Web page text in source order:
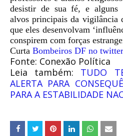
desistir de sua fé, e alguns
alvos principais da vigilância
que eles desenvolvam
conspirem com forças
Curta Bombeiros DF no
Fonte: Conexão Política
Leia também: TUDO
ALERTA PARA
PARA A ESTABILIDADE